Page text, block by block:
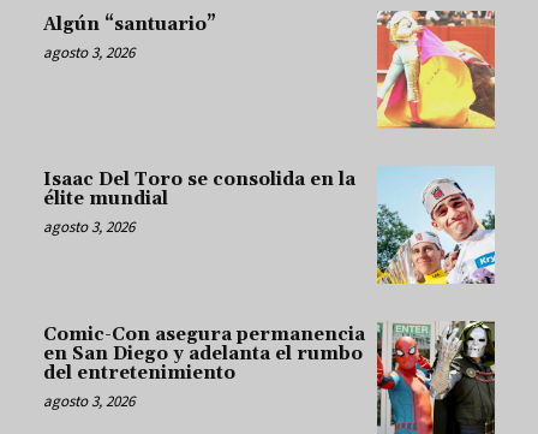
Algún “santuario”
agosto 3, 2026
Isaac Del Toro se consolida en la
élite mundial
agosto 3, 2026
Comic-Con asegura permanencia
en San Diego y adelanta el rumbo
del entretenimiento
agosto 3, 2026